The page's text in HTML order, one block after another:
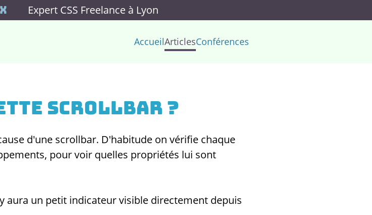
Expert CSS Freelance à Lyon
AccueilArticlesConférences
scrollbar ?
d'une scrollbar. D'habitude on vérifie chaque
pour voir quelles propriétés lui sont
aura un petit indicateur visible directement depuis